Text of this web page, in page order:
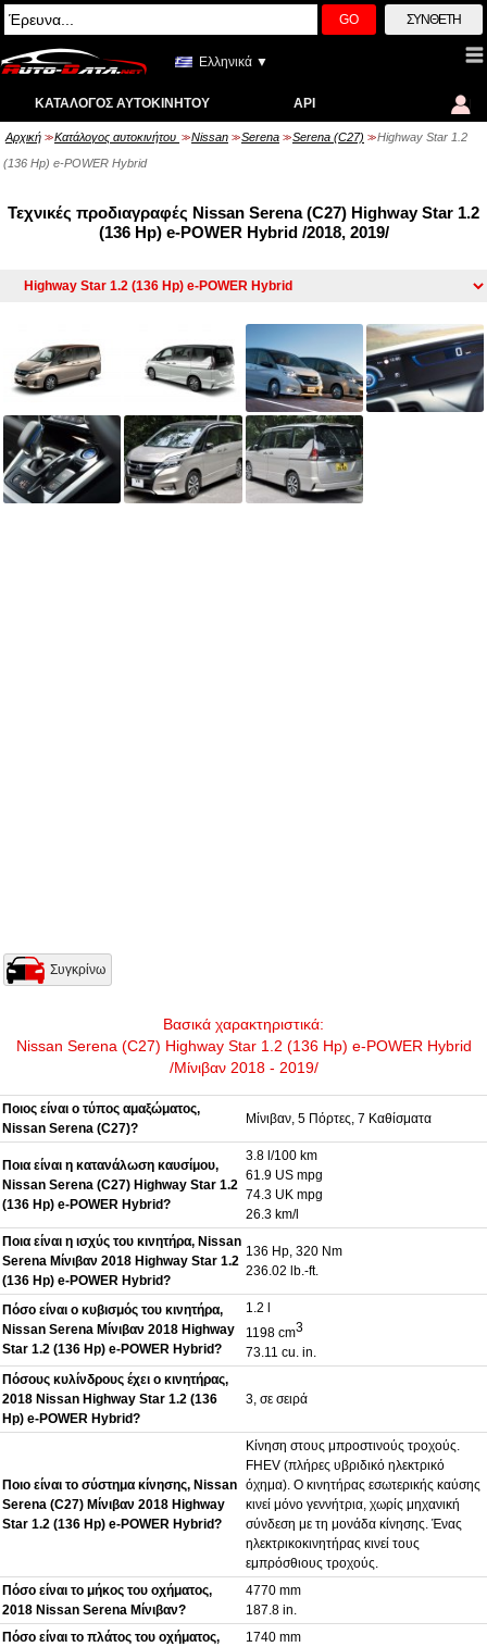
GO ΣΎΝΘΕΤΗ
Ελληνικά ▼
ΚΑΤΆΛΟΓΟΣ ΑΥΤΟΚΙΝΉΤΟΥ API
Αρχική >> Κατάλογος αυτοκινήτου >> Nissan >> Serena >> Serena (C27) >> Highway Star 1.2
(136 Hp) e-POWER Hybrid
Τεχνικές προδιαγραφές Nissan Serena (C27) Highway Star 1.2
(136 Hp) e-POWER Hybrid /2018, 2019/
Συγκρίνω
Βασικά χαρακτηριστικά:
Nissan Serena (C27) Highway Star 1.2 (136 Hp) e-POWER Hybrid
/Μίνιβαν 2018 - 2019/
Ποιος είναι ο τύπος αμαξώματος,
Nissan Serena (C27)?
Μίνιβαν, 5 Πόρτες, 7 Καθίσματα
Ποια είναι η κατανάλωση καυσίμου,
Nissan Serena (C27) Highway Star 1.2
(136 Hp) e-POWER Hybrid?
3.8 l/100 km
61.9 US mpg
74.3 UK mpg
26.3 km/l
Ποια είναι η ισχύς του κινητήρα, Nissan
Serena Μίνιβαν 2018 Highway Star 1.2
(136 Hp) e-POWER Hybrid?
136 Hp, 320 Nm
236.02 lb.-ft.
Πόσο είναι ο κυβισμός του κινητήρα,
Nissan Serena Μίνιβαν 2018 Highway
Star 1.2 (136 Hp) e-POWER Hybrid?
1.2 l
1198 cm3
73.11 cu. in.
Πόσους κυλίνδρους έχει ο κινητήρας,
2018 Nissan Highway Star 1.2 (136
Hp) e-POWER Hybrid?
3, σε σειρά
Ποιο είναι το σύστημα κίνησης, Nissan
Serena (C27) Μίνιβαν 2018 Highway
Star 1.2 (136 Hp) e-POWER Hybrid?
Κίνηση στους μπροστινούς τροχούς.
FHEV (πλήρες υβριδικό ηλεκτρικό
όχημα). O κινητήρας εσωτερικής καύσης
κινεί μόνο γεννήτρια, χωρίς μηχανική
σύνδεση με τη μονάδα κίνησης. Ένας
ηλεκτρικοκινητήρας κινεί τους
εμπρόσθιους τροχούς.
Πόσο είναι το μήκος του οχήματος,
2018 Nissan Serena Μίνιβαν?
4770 mm
187.8 in.
Πόσο είναι το πλάτος του οχήματος,
1740 mm